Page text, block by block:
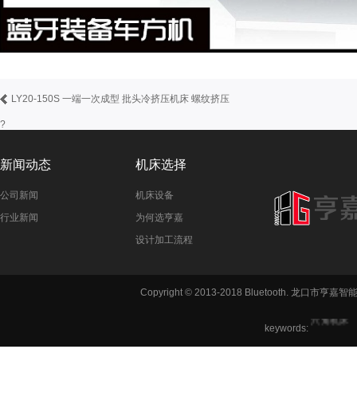
LY20-150S 一端一次成型 批头冷挤压机床 螺纹挤压
?
新闻动态
公司新闻
行业新闻
机床选择
机床设备
为何选亨嘉
设计加工流程
Copyright © 2013-2018 Bluetooth. 龙口市亨嘉智
keywords:
六角机床